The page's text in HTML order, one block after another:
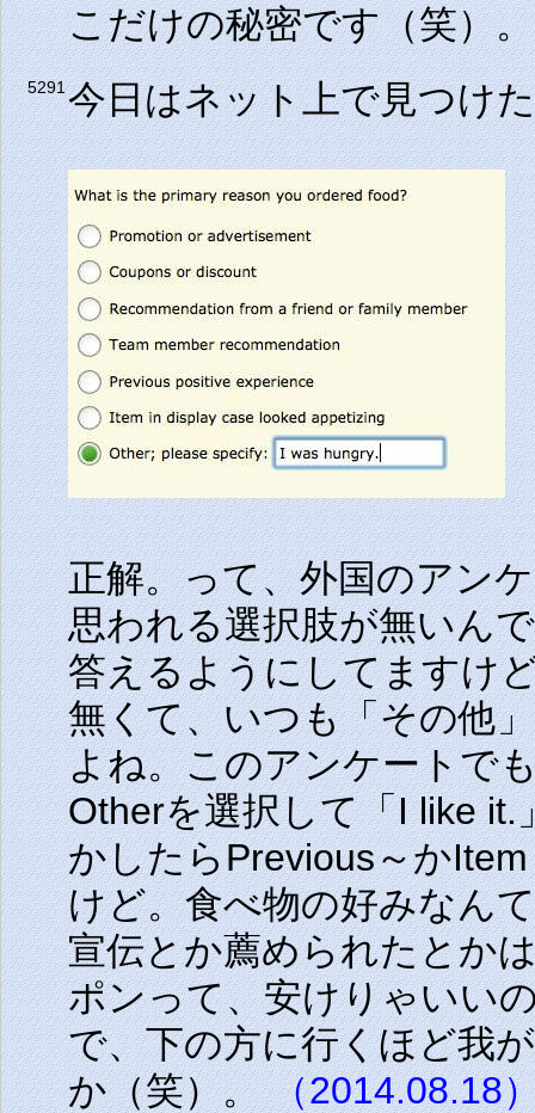
こだけの秘密です（笑）。
5291今日はネット上で見つけ
正解。って、外国のアン
思われる選択肢が無いん
答えるようにしてますけ
無くて、いつも「その他
よね。このアンケートで
Otherを選択して「I like
かしたらPrevious～か
けど。食べ物の好みなん
宣伝とか薦められたとか
ポンって、安けりゃいい
で、下の方に行くほど我
か（笑）。（2014.08.18